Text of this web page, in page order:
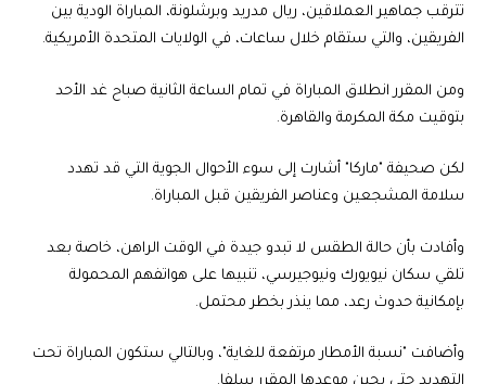
تترقب جماهير العملاقين، ريال مدريد وبرشلونة، المباراة الودية بين
الفريقين، والتي ستقام خلال ساعات، في الولايات المتحدة الأمريكية.
ومن المقرر انطلاق المباراة في تمام الساعة الثانية صباح غد الأحد
بتوقيت مكة المكرمة والقاهرة.
لكن صحيفة "ماركا" أشارت إلى سوء الأحوال الجوية التي قد تهدد
سلامة المشجعين وعناصر الفريقين قبل المباراة.
وأفادت بأن حالة الطقس لا تبدو جيدة في الوقت الراهن، خاصة بعد
تلقي سكان نيويورك ونيوجيرسي، تنبيها على هواتفهم المحمولة
بإمكانية حدوث رعد، مما ينذر بخطر محتمل.
وأضافت "نسبة الأمطار مرتفعة للغاية"، وبالتالي ستكون المباراة تحت